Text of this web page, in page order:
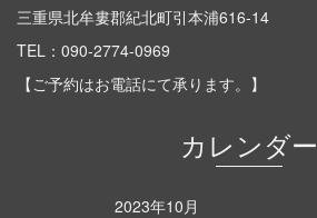
三重県北牟婁郡紀北町引本浦616-14
TEL： 090-2774-0969
【ご予約はお電話にて承ります。】
カレンダー
2023年10月